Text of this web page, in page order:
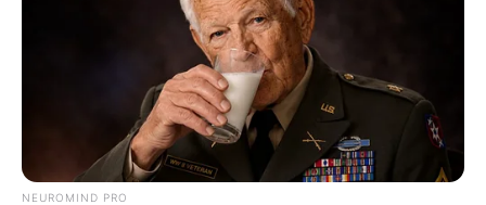
Ambyar! 10 Kalimat Baper
Pakai Bahasa Jawa Ini Bikin
NEUROMIND PRO